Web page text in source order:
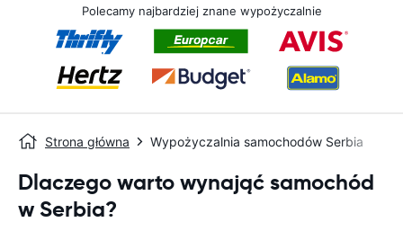
Polecamy najbardziej znane wypożyczalnie
Strona główna Wypożyczalnia samochodów Serbia
Dlaczego warto wynająć samochód
w Serbia?